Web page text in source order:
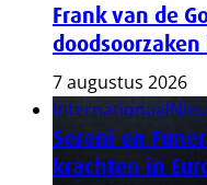
Frank van de
7 augustus 2026
Internationaal
Sereni en
krachten in